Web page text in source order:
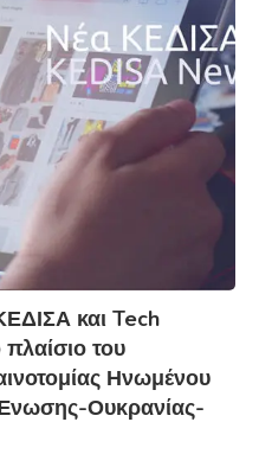
και Tech
του
Ηνωμένου
Ουκρανίας-